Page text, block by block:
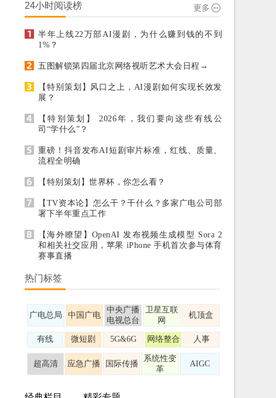
24小时阅读榜 更多
半年上线22万部AI漫剧，为什么赚到钱的不到
1%？
五图解锁第四届北京网络视听艺术大会日程→
【特别策划】风口之上，AI漫剧如何实现长效发
展？
【特别策划】 2026年，我们要向这些有线公
司“学什么”？
重磅！抖音发布AI短剧审片标准，红线、质量、
流程全明确
【特别策划】世界杯，你怎么看？
【TV资本论】怎么干？干什么？多家广电公司部
署下半年重点工作
【海外瞭望】OpenAI 发布视频生成模型 Sora 2
和相关社交应用，苹果 iPhone 手机首次参与体育
赛事直播
热门标签
广电总局 中国广电
中央广播
电视总台
卫星互联
网
机顶盒
有线 微短剧 5G&6G 网络整合 人事
超高清 应急广播 国际传播
系统性变
革
AIGC